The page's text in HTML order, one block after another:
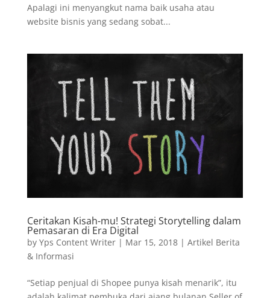
Apalagi ini menyangkut nama baik usaha atau
website bisnis yang sedang sobat...
Ceritakan Kisah-mu! Strategi Storytelling dalam
Pemasaran di Era Digital
by Yps Content Writer| Mar 15, 2018| Artikel Berita
& Informasi
“Setiap penjual di Shopee punya kisah menarik”, itu